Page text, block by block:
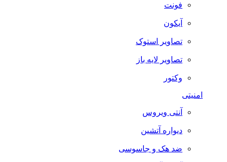
فونت
آیکون
تصاویر استوک
تصاویر لایه باز
وکتور
امنیتی
آنتی ویروس
دیواره آتشین
ضد هک و جاسوسی